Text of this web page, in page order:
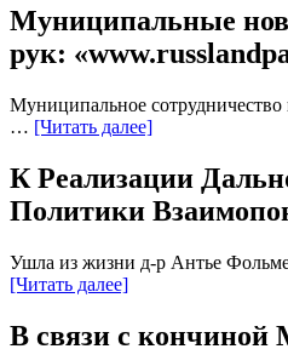
Муниципальные
рук:
Муниципальное
… [Читать далее]
К Реализации
Политики
Ушла из жизни д-р Антье
[Читать далее]
В связи с кончиной